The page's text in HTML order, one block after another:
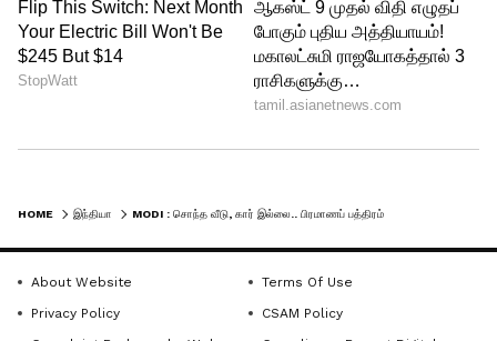
HOME இந்தியா
About Website
Terms Of Use
Privacy Policy
CSAM Policy